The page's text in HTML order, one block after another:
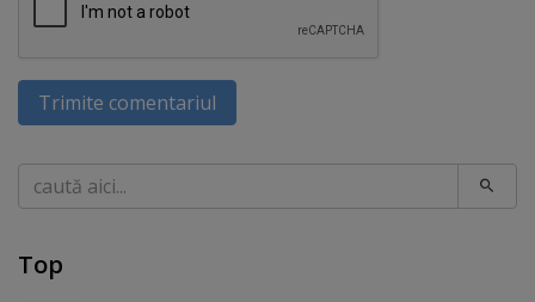
Trimite comentariul
Caută
Top